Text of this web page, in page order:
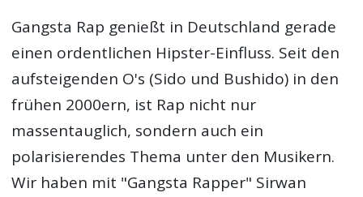
Gangsta Rap genießt in Deutschland gerade
einen ordentlichen Hipster-Einfluss. Seit den
aufsteigenden O's (Sido und Bushido) in den
frühen 2000ern, ist Rap nicht nur
massentauglich, sondern auch ein
polarisierendes Thema unter den Musikern.
Wir haben mit "Gangsta Rapper" Sirwan